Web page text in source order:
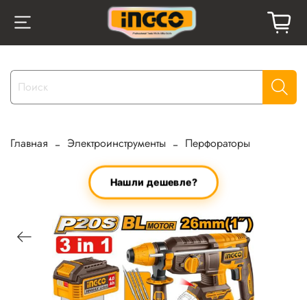
Главная Электроинструменты Перфораторы
Нашли дешевле?